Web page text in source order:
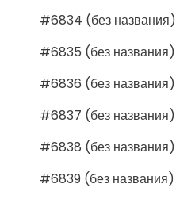
#6834 (без названия)
#6835 (без названия)
#6836 (без названия)
#6837 (без названия)
#6838 (без названия)
#6839 (без названия)